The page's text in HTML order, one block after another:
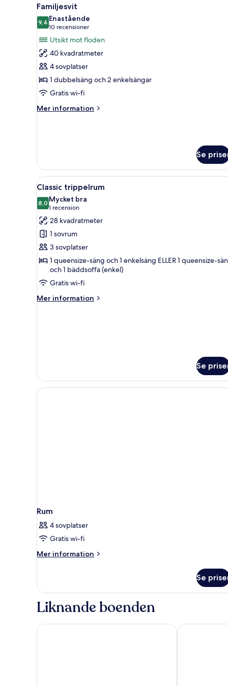
alla
foton
för
Familjesvit
10
Familjesvit
9,49,4 av 10
Enastående
10 recensioner
(10 recensioner)
Utsikt mot floden
40 kvadratmeter
4 sovplatser
1 dubbelsäng och 2 enkelsängar
Gratis wi-fi
Mer information
Mer
Se
Öppna
alla
foton
för
Classic
trippelrum
Ett hotellrum med ett
4
Classic trippelrum
8,08,0 av 10
Mycket bra
1 recension
(1 recension)
28 kvadratmeter
1 sovrum
3 sovplatser
1 queensize-säng och 1 enkelsäng ELLER 1 queensize-
och 1 bäddsoffa (enkel)
Gratis wi-fi
Mer information
Mer
Se
Rum
4 sovplatser
Gratis wi-fi
Mer information
Mer
Se
Liknande boenden
The Social Hub Florence Belfiore Hotel Balestri